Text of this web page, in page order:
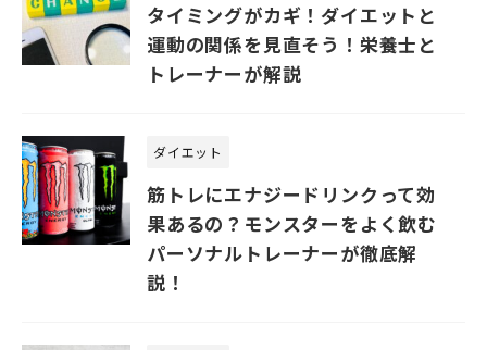
タイミングがカギ！ダイエットと
運動の関係を見直そう！栄養士と
トレーナーが解説
ダイエット
筋トレにエナジードリンクって効
果あるの？モンスターをよく飲む
パーソナルトレーナーが徹底解
説！